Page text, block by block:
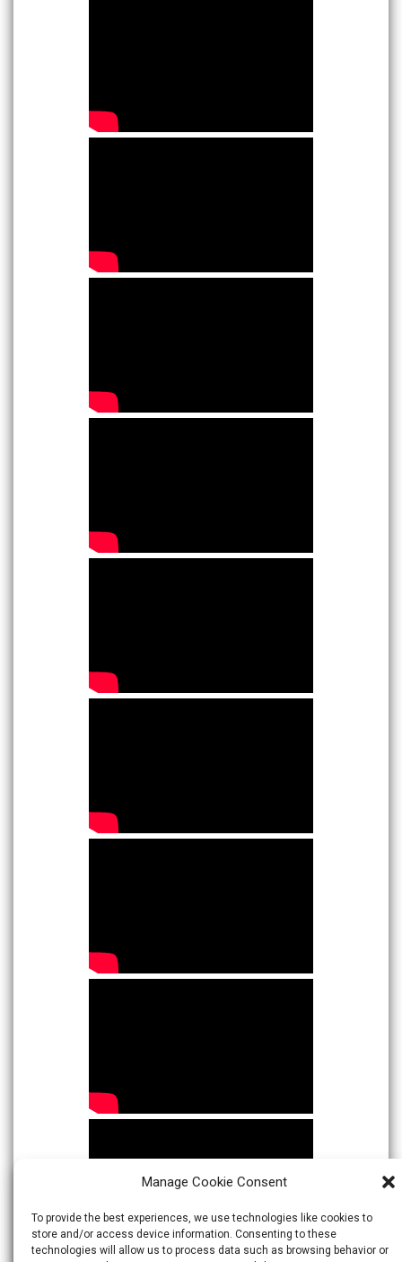
Manage Cookie Consent
To provide the best experiences, we use technologies like cookies to
store and/or access device information. Consenting to these
technologies will allow us to process data such as browsing behavior or